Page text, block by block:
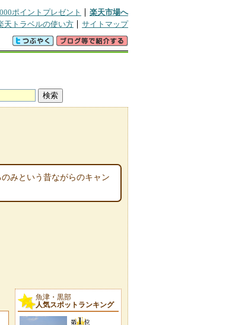
ポイントプレゼント
楽天市場へ
天トラベルの使い方 サイトマップ
みという昔ながらのキャン
魚津・黒部
人気スポットランキング